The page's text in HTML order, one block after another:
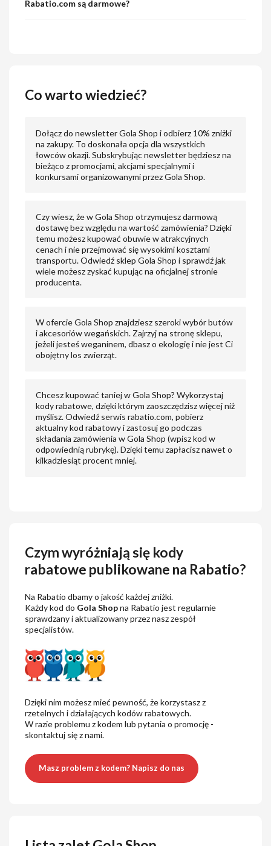
Rabatio.com są darmowe?
Co warto wiedzieć?
Dołącz do newsletter Gola Shop i odbierz 10% zniżki
na zakupy. To doskonała opcja dla wszystkich
łowców okazji. Subskrybując newsletter będziesz na
bieżąco z promocjami, akcjami specjalnymi i
konkursami organizowanymi przez Gola Shop.
Czy wiesz, że w Gola Shop otrzymujesz darmową
dostawę bez względu na wartość zamówienia? Dzięki
temu możesz kupować obuwie w atrakcyjnych
cenach i nie przejmować się wysokimi kosztami
transportu. Odwiedź sklep Gola Shop i sprawdź jak
wiele możesz zyskać kupując na oficjalnej stronie
producenta.
W ofercie Gola Shop znajdziesz szeroki wybór butów
i akcesoriów wegańskich. Zajrzyj na stronę sklepu,
jeżeli jesteś weganinem, dbasz o ekologię i nie jest Ci
obojętny los zwierząt.
Chcesz kupować taniej w Gola Shop? Wykorzystaj
kody rabatowe, dzięki którym zaoszczędzisz więcej niż
myślisz. Odwiedź serwis rabatio.com, pobierz
aktualny kod rabatowy i zastosuj go podczas
składania zamówienia w Gola Shop (wpisz kod w
odpowiednią rubrykę). Dzięki temu zapłacisz nawet o
kilkadziesiąt procent mniej.
Czym wyróżniają się kody
rabatowe publikowane na Rabatio?
Na Rabatio dbamy o jakość każdej zniżki.
Każdy kod do Gola Shopna Rabatio jest regularnie
sprawdzany i aktualizowany przez nasz zespół
specjalistów.
Dzięki nim możesz mieć pewność, że korzystasz z
rzetelnych i działających kodów rabatowych.
W razie problemu z kodem lub pytania o promocję -
skontaktuj się z nami.
Masz problem z kodem? Napisz do nas